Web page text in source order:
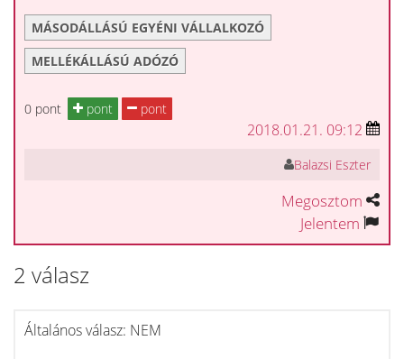
MÁSODÁLLÁSÚ EGYÉNI VÁLLALKOZÓ
MELLÉKÁLLÁSÚ ADÓZÓ
0 pont pont pont
2018.01.21. 09:12
Balazsi Eszter
Megosztom
Jelentem
2 válasz
Általános válasz: NEM